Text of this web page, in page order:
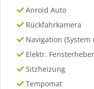
Anroid Auto
Rückfahrkamera
Navigation
Elektr. Fensterheber
Sitzheizung
Tempomat